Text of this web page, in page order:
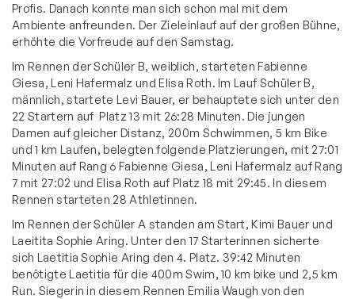
Profis. Danach konnte man sich schon mal mit dem
Ambiente anfreunden. Der Zieleinlauf auf der großen Bühne,
erhöhte die Vorfreude auf den Samstag.
Im Rennen der Schüler B, weiblich, starteten Fabienne
Giesa, Leni Hafermalz und Elisa Roth. Im Lauf Schüler B,
männlich, startete Levi Bauer, er behauptete sich unter den
22 Startern auf Platz 13 mit 26:28 Minuten. Die jungen
Damen auf gleicher Distanz, 200m Schwimmen, 5 km Bike
und 1 km Laufen, belegten folgende Platzierungen, mit 27:01
Minuten auf Rang 6 Fabienne Giesa, Leni Hafermalz auf Rang
7 mit 27:02 und Elisa Roth auf Platz 18 mit 29:45. In diesem
Rennen starteten 28 Athletinnen.
Im Rennen der Schüler A standen am Start, Kimi Bauer und
Laeitita Sophie Aring. Unter den 17 Starterinnen sicherte
sich Laetitia Sophie Aring den 4. Platz. 39:42 Minuten
benötigte Laetitia für die 400m Swim, 10 km bike und 2,5 km
Run. Siegerin in diesem Rennen Emilia Waugh von den